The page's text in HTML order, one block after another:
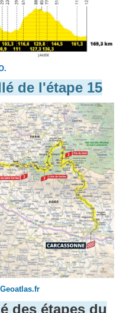
de l'étape 15
des étapes du